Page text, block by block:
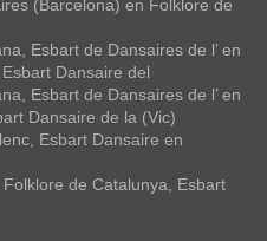
(Barcelona) en Folklore de
Esbart de Dansaires de l’en
Dansaire del
Esbart de Dansaires de l’en
Dansaire de la (Vic)
Esbart Dansaire en
Folklore de Catalunya, Esbart